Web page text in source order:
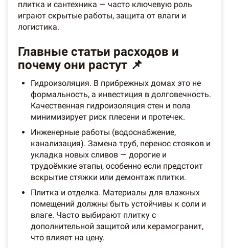
плитка и сантехника — часто ключевую роль
играют скрытые работы, защита от влаги и
логистика.
Главные статьи расходов и
почему они растут 📌
Гидроизоляция. В прибрежных домах это не
формальность, а инвестиция в долговечность.
Качественная гидроизоляция стен и пола
минимизирует риск плесени и протечек.
Инженерные работы (водоснабжение,
канализация). Замена труб, перенос стояков и
укладка новых сливов — дорогие и
трудоёмкие этапы, особенно если предстоит
вскрытие стяжки или демонтаж плитки.
Плитка и отделка. Материалы для влажных
помещений должны быть устойчивы к соли и
влаге. Часто выбирают плитку с
дополнительной защитой или керамогранит,
что влияет на цену.